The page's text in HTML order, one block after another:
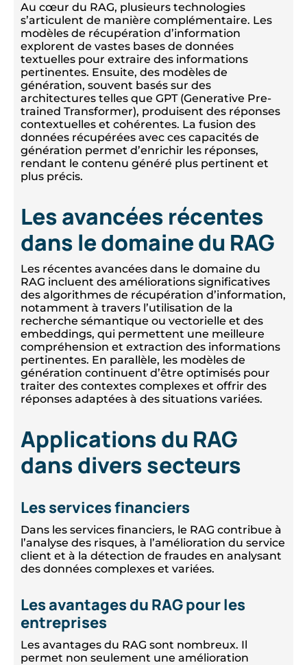
Au cœur du RAG, plusieurs technologies
s’articulent de manière complémentaire. Les
modèles de récupération d’information
explorent de vastes bases de données
textuelles pour extraire des informations
pertinentes. Ensuite, des modèles de
génération, souvent basés sur des
architectures telles que GPT (Generative Pre-
trained Transformer), produisent des réponses
contextuelles et cohérentes. La fusion des
données récupérées avec ces capacités de
génération permet d’enrichir les réponses,
rendant le contenu généré plus pertinent et
plus précis.
Les avancées récentes
dans le domaine du RAG
Les récentes avancées dans le domaine du
RAG incluent des améliorations significatives
des algorithmes de récupération d’information,
notamment à travers l’utilisation de la
recherche sémantique ou vectorielle et des
embeddings, qui permettent une meilleure
compréhension et extraction des informations
pertinentes. En parallèle, les modèles de
génération continuent d’être optimisés pour
traiter des contextes complexes et offrir des
réponses adaptées à des situations variées.
Applications du RAG
dans divers secteurs
Les services financiers
Dans les services financiers, le RAG contribue à
l’analyse des risques, à l’amélioration du service
client et à la détection de fraudes en analysant
des données complexes et variées.
Les avantages du RAG pour les
entreprises
Les avantages du RAG sont nombreux. Il
permet non seulement une amélioration